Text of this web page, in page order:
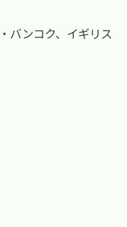
バンコク、イギリス